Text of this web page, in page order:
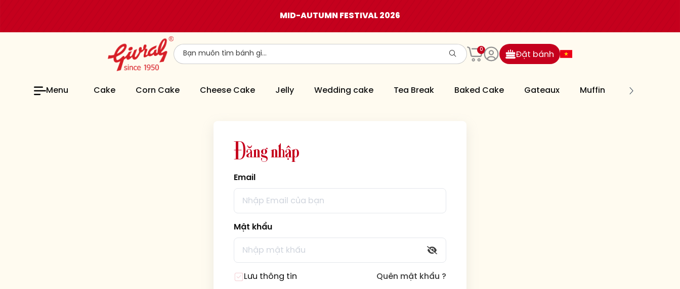
MID-AUTUMN FESTIVAL 2026
0
Đặt bánh
Menu Cake Corn Cake Cheese Cake Jelly Wedding cake Tea Break Baked Cake Gateaux Muffin Cookies
Đăngnhập
Email
Mật khẩu
Lưu thông tin Quên mật khẩu ?